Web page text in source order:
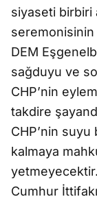
siyaseti birbiri
seremonisinin
DEM
sağduyu ve
CHP’nin
takdire
CHP’nin suyu
kalmaya
yetmeyecektir.
Cumhur